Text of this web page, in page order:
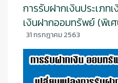
การรับฝากเงินประเภท
เงินฝากออมทรัพย์ (พิเ
31 กรกฎาคม 2563